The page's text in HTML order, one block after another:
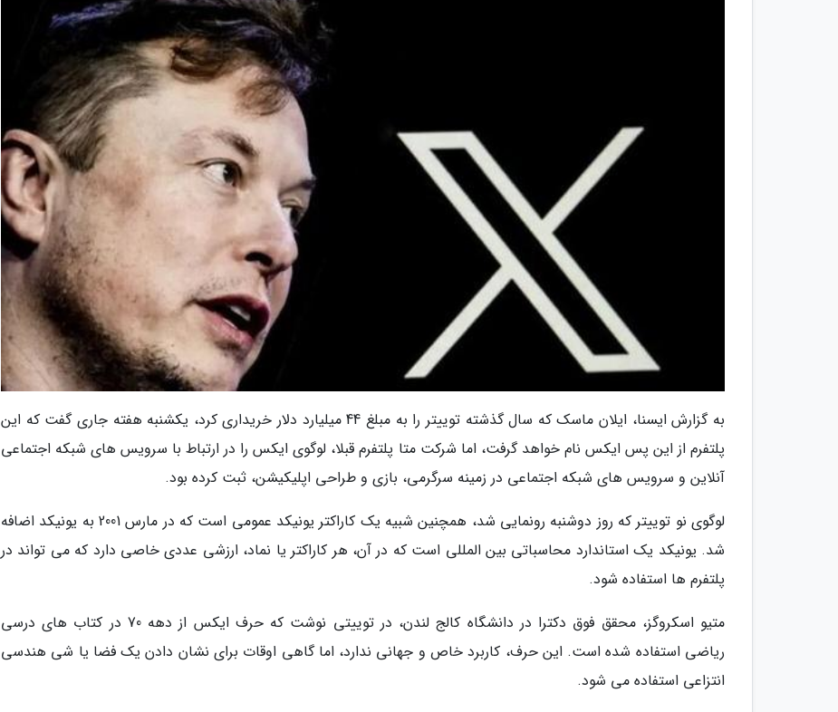
به گزارش ایسنا، ایلان ماسک که سال گذشته توییتر را به مبلغ 44 میلیارد دلار خریداری کرد، یکشنبه هفته جاری گفت که این
پلتفرم از این پس ایکس نام خواهد گرفت، اما شرکت متا پلتفرم قبلا، لوگوی ایکس را در ارتباط با سرویس های شبکه اجتماعی
آنلاین و سرویس های شبکه اجتماعی در زمینه سرگرمی، بازی و طراحی اپلیکیشن، ثبت کرده بود.
لوگوی نو توییتر که روز دوشنبه رونمایی شد، همچنین شبیه یک کاراکتر یونیکد عمومی است که در مارس 2001 به یونیکد اضافه
شد. یونیکد یک استاندارد محاسباتی بین المللی است که در آن، هر کاراکتر یا نماد، ارزشی عددی خاصی دارد که می تواند در
پلتفرم ها استفاده شود.
متیو اسکروگز، محقق فوق دکترا در دانشگاه کالج لندن، در توییتی نوشت که حرف ایکس از دهه 70 در کتاب های درسی
ریاضی استفاده شده است. این حرف، کاربرد خاص و جهانی ندارد، اما گاهی اوقات برای نشان دادن یک فضا یا شی هندسی
انتزاعی استفاده می شود.